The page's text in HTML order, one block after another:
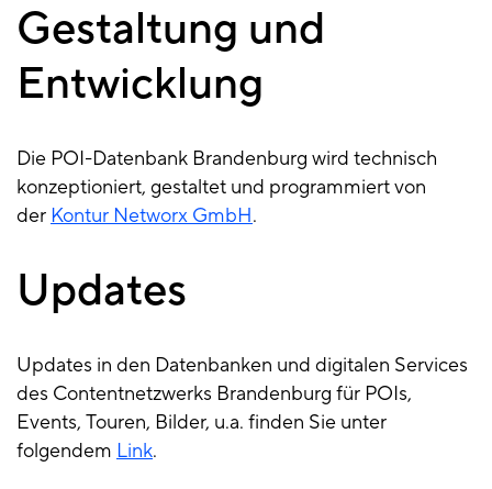
Gestaltung und
Entwicklung
Die POI-Datenbank Brandenburg wird technisch
konzeptioniert, gestaltet und programmiert von
der Kontur Networx GmbH.
Updates
Updates in den Datenbanken und digitalen Services
des Contentnetzwerks Brandenburg für POIs,
Events, Touren, Bilder, u.a. finden Sie unter
folgendem Link.